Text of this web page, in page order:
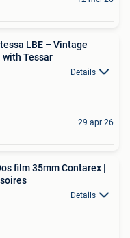
LBE – Vintage
with Tessar
Details
29 apr 26
film 35mm Contarex |
Details